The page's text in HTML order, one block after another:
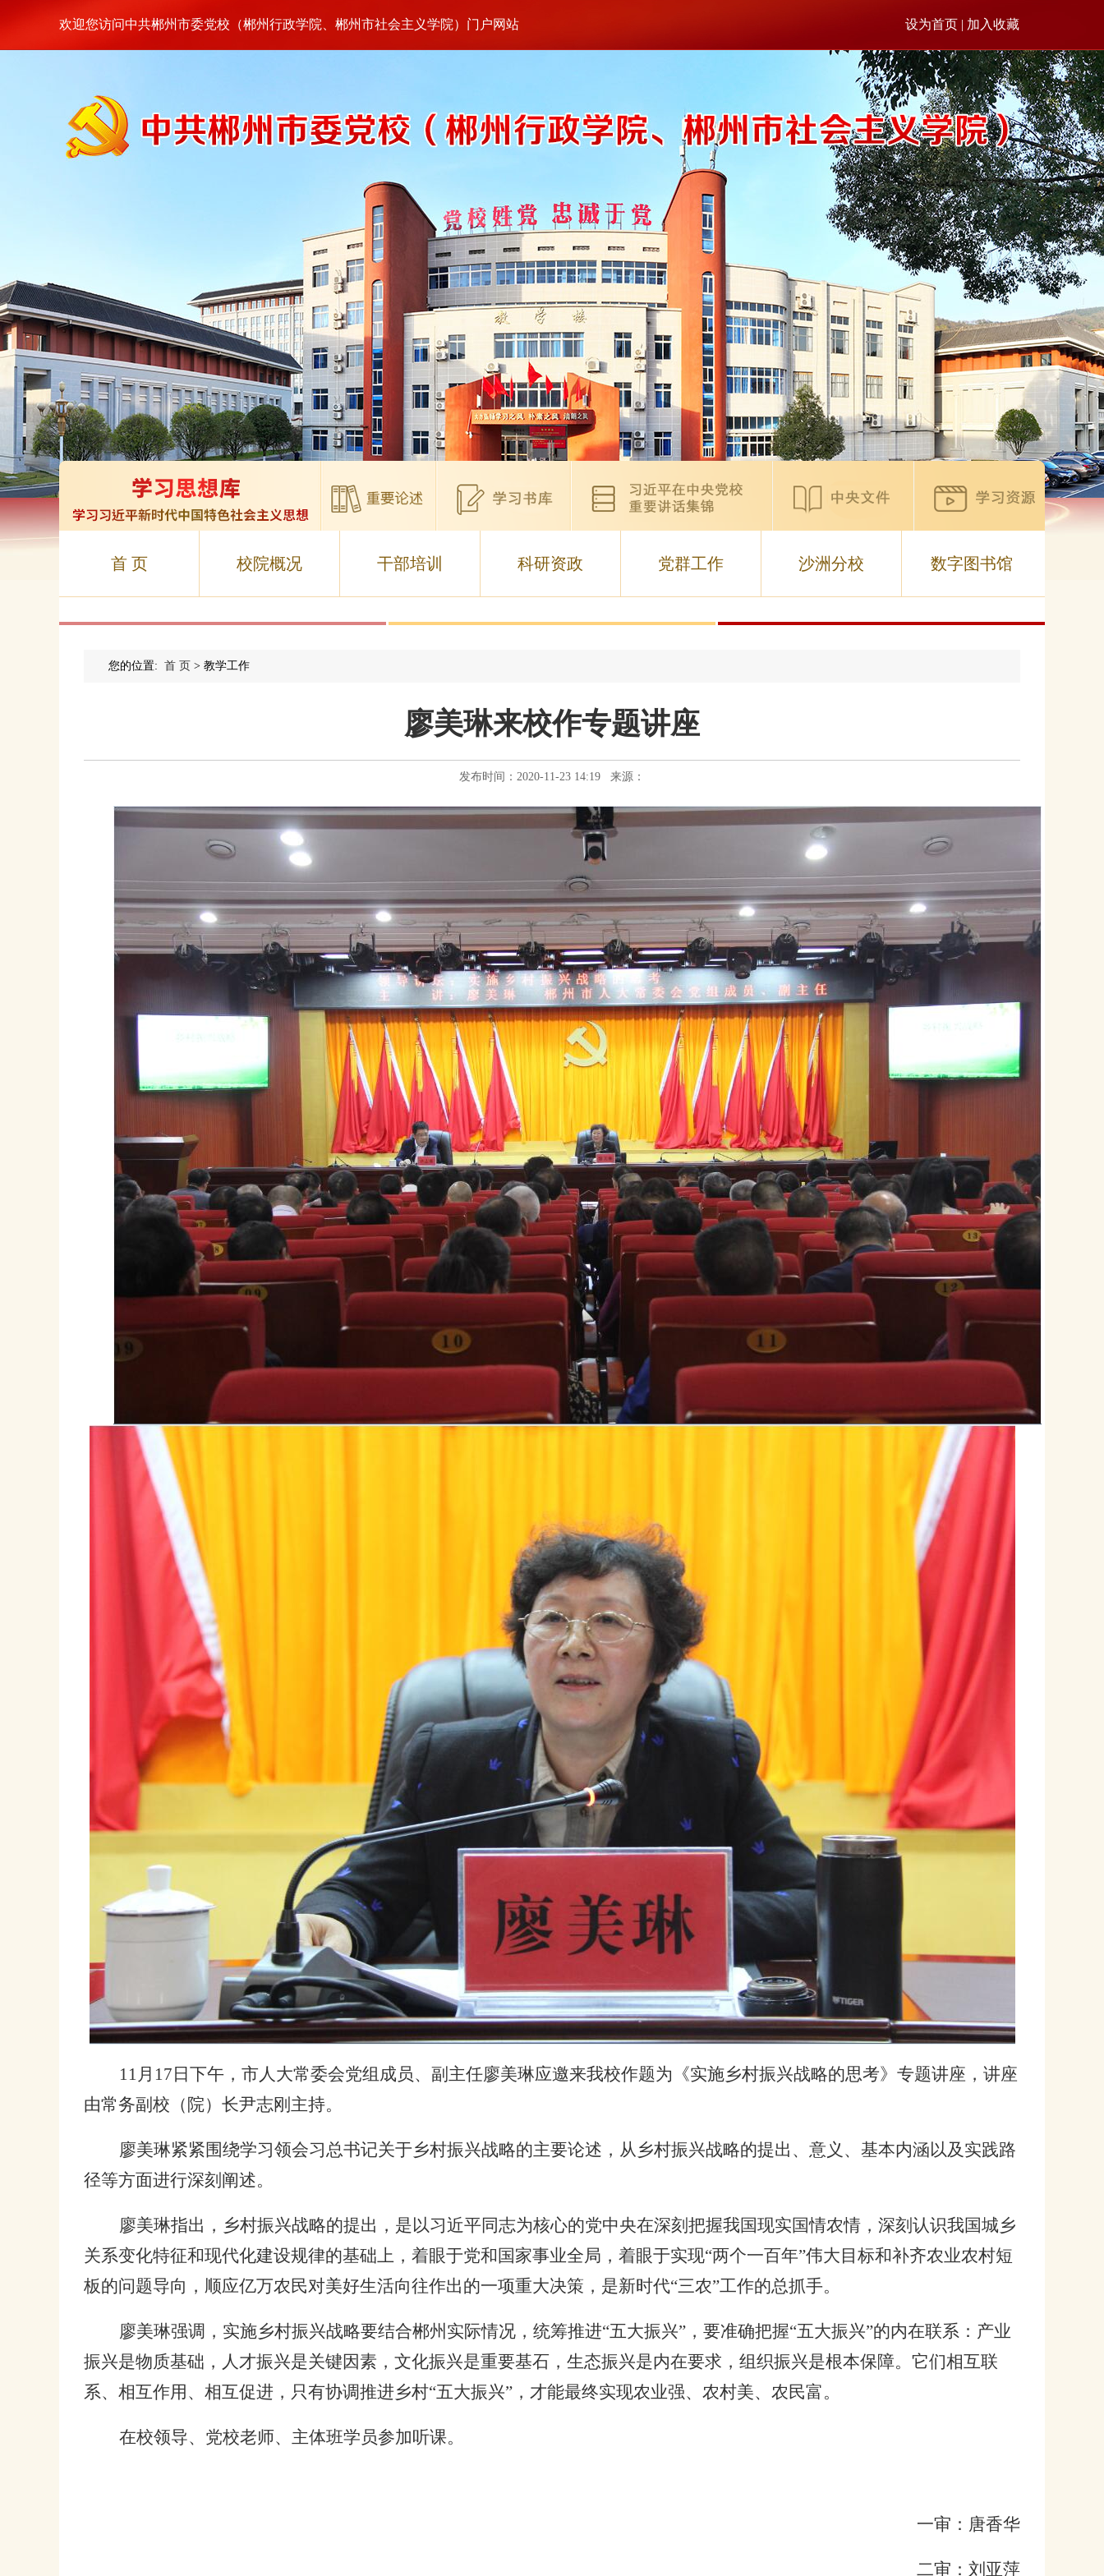
欢迎您访问中共郴州市委党校（郴州行政学院、郴州市社会主义学院）门户网站 设为首页 | 加入收藏
首 页 校院概况 干部培训 科研资政 党群工作 沙洲分校 数字图书馆
您的位置: 首 页 > 教学工作
廖美琳来校作专题讲座
发布时间：2020-11-23 14:19 来源：
11月 17 日下午，市人大常委会党组成员、副主任廖美琳应邀来我校作题为《实施乡村振兴战略的思考》专题讲座，讲座
由常务副校（院）长尹志刚主持。
廖美琳紧紧围绕学习领会习总书记关于乡村振兴战略的主要论述，从乡村振兴战略的提出、意义、基本内涵以及实践路
径等方面进行深刻阐述。
廖美琳指出，乡村振兴战略的提出，是以习近平同志为核心的党中央在深刻把握我国现实国情农情，深刻认识我国城乡
关系变化特征和现代化建设规律的基础上，着眼于党和国家事业全局，着眼于实现“两个一百年”伟大目标和补齐农业农村短
板的问题导向，顺应亿万农民对美好生活向往作出的一项重大决策，是新时代“三农”工作的总抓手。
廖美琳强调，实施乡村振兴战略要结合郴州实际情况，统筹推进“五大振兴”，要准确把握“五大振兴”的内在联系：产业
振兴是物质基础，人才振兴是关键因素，文化振兴是重要基石，生态振兴是内在要求，组织振兴是根本保障。它们相互联
系、相互作用、相互促进，只有协调推进乡村“五大振兴”，才能最终实现农业强、农村美、农民富。
在校领导、党校老师、主体班学员参加听课。
一审：唐香华
二审：刘亚萍